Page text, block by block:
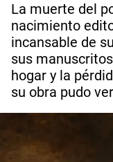
La muerte del
nacimiento
incansable de
sus
hogar y la
su obra pudo